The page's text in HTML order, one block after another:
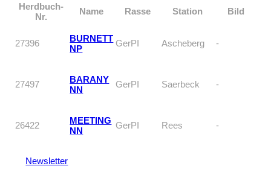
Herdbuch-
Nr.
Name Rasse Station Bild
27396
BURNETT
NP
GerPI Ascheberg -
27497
BARANY
NN
GerPI Saerbeck -
26422
MEETING
NN
GerPI Rees -
Newsletter